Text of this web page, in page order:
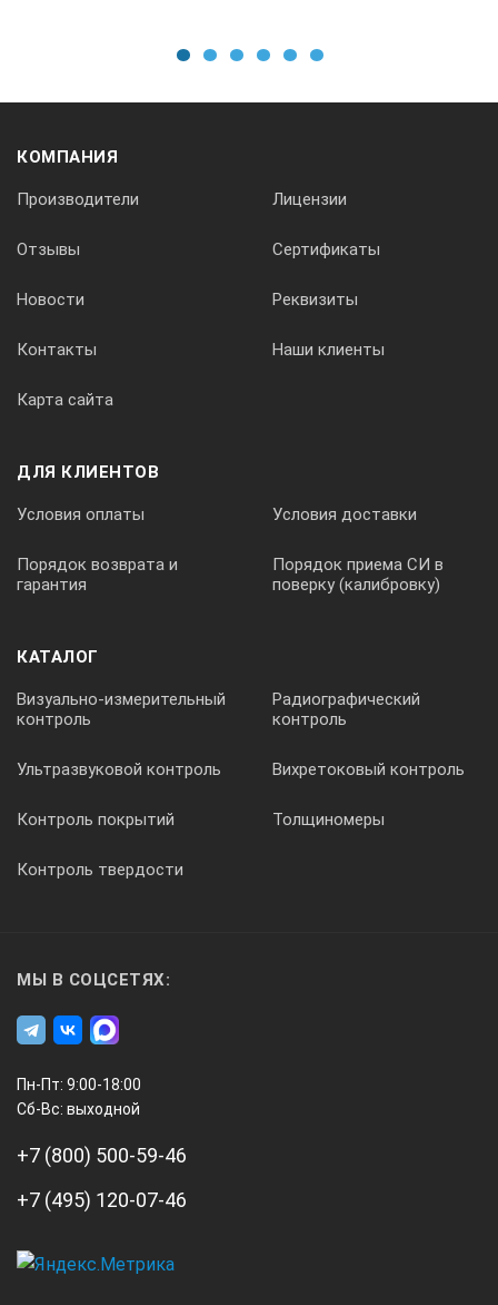
КОМПАНИЯ
Производители Лицензии
Отзывы Сертификаты
Новости Реквизиты
Контакты Наши клиенты
Карта сайта
ДЛЯ КЛИЕНТОВ
Условия оплаты Условия доставки
Порядок возврата и
гарантия
Порядок приема СИ в
поверку (калибровку)
КАТАЛОГ
Визуально-измерительный
контроль
Радиографический
контроль
Ультразвуковой контроль Вихретоковый контроль
Контроль покрытий Толщиномеры
Контроль твердости
МЫ В СОЦСЕТЯХ:
Пн-Пт: 9:00-18:00
Сб-Вс: выходной
+7 (800) 500-59-46
+7 (495) 120-07-46